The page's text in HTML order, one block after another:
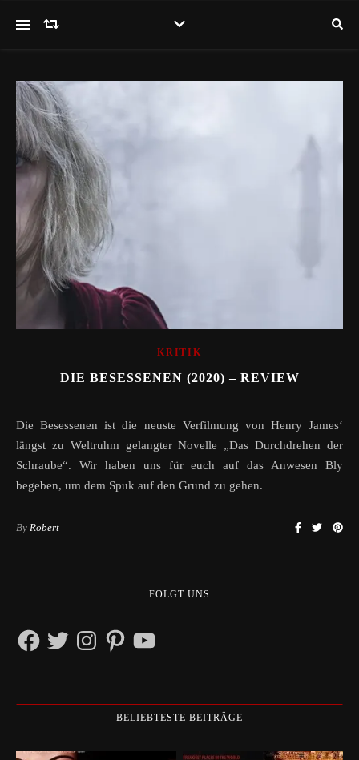
KRITIK
DIE BESESSENEN (2020) – REVIEW
Die Besessenen ist die neuste Verfilmung von Henry James‘
längst zu Weltruhm gelangter Novelle „Das Durchdrehen der
Schraube“. Wir haben uns für euch auf das Anwesen Bly
begeben, um dem Spuk auf den Grund zu gehen.
By Robert
FOLGT UNS
FacebookTwitterInstagramPinterestYouTube
BELIEBTESTE BEITRÄGE